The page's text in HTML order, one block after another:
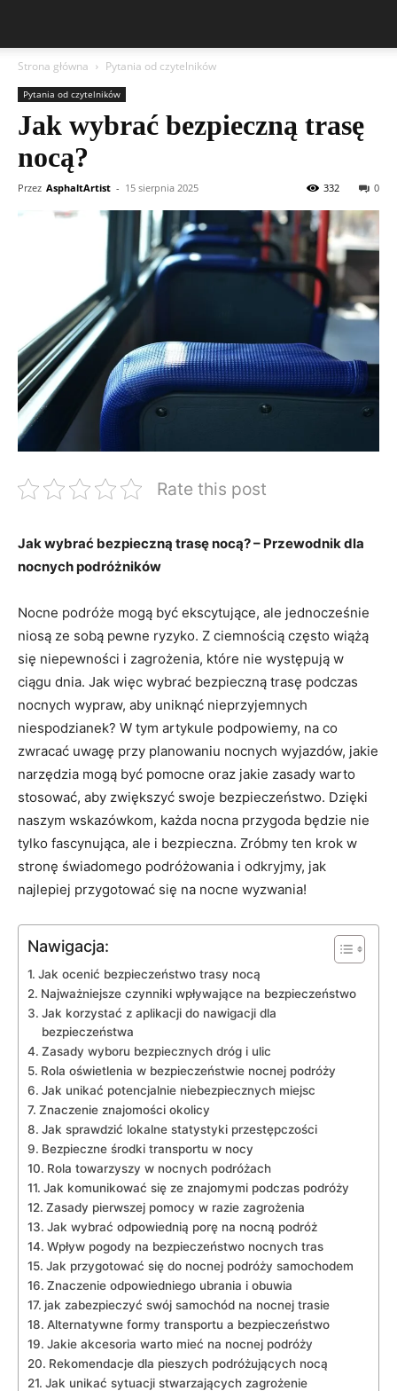
Strona główna Pytania od czytelników
Pytania od czytelników
Jak wybrać bezpieczną trasę
nocą?
Przez AsphaltArtist - 15 sierpnia 2025 0
332
Rate this post
Jak wybrać bezpieczną trasę⁣ nocą? – Przewodnik dla
nocnych podróżników
Nocne podróże mogą być‍ ekscytujące, ale jednocześnie
niosą ze sobą pewne ryzyko. Z ciemnością często wiążą
się niepewności i zagrożenia, które nie występują‌ w
ciągu dnia. Jak więc wybrać bezpieczną trasę podczas
nocnych wypraw, aby uniknąć nieprzyjemnych
niespodzianek? W tym artykule podpowiemy, na co‍
zwracać uwagę przy planowaniu nocnych wyjazdów, jakie
narzędzia mogą być pomocne oraz‌ jakie zasady warto
⁤stosować, aby zwiększyć ‌swoje bezpieczeństwo. Dzięki
naszym wskazówkom, każda nocna ⁤przygoda będzie nie
tylko fascynująca, ale i bezpieczna. Zróbmy ten krok w
stronę ‌świadomego podróżowania ​i odkryjmy, jak
najlepiej przygotować się na nocne wyzwania!
Nawigacja:
Jak⁤ ocenić bezpieczeństwo trasy nocą
Najważniejsze czynniki wpływające na⁤ bezpieczeństwo
Jak korzystać z aplikacji do nawigacji dla
bezpieczeństwa
Zasady wyboru bezpiecznych dróg i ulic
Rola oświetlenia w bezpieczeństwie nocnej podróży
Jak unikać potencjalnie niebezpiecznych miejsc
Znaczenie znajomości okolicy
Jak sprawdzić lokalne statystyki przestępczości
Bezpieczne środki transportu w nocy
Rola towarzyszy w nocnych podróżach
Jak‌ komunikować ⁢się ze znajomymi podczas podróży
Zasady pierwszej pomocy w razie zagrożenia
Jak wybrać odpowiednią porę na nocną ⁣podróż
Wpływ pogody ⁣na bezpieczeństwo nocnych tras
Jak⁢ przygotować się do nocnej podróży samochodem
Znaczenie odpowiedniego ubrania‌ i obuwia
jak zabezpieczyć swój samochód ‍na nocnej trasie
Alternatywne formy transportu a bezpieczeństwo
Jakie akcesoria warto mieć na ‌nocnej podróży
Rekomendacje‍ dla pieszych podróżujących nocą
Jak unikać sytuacji stwarzających zagrożenie